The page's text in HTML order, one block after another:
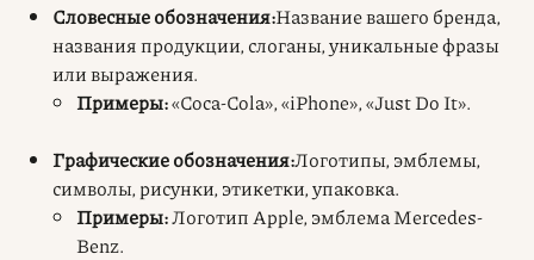
Словесные обозначения:Название вашего бренда,
названия продукции, слоганы, уникальные фразы
или выражения.
Примеры:«Coca-Cola», «iPhone», «Just Do It».
Графические обозначения:Логотипы, эмблемы,
символы, рисунки, этикетки, упаковка.
Примеры:Логотип Apple, эмблема Mercedes-
Benz.